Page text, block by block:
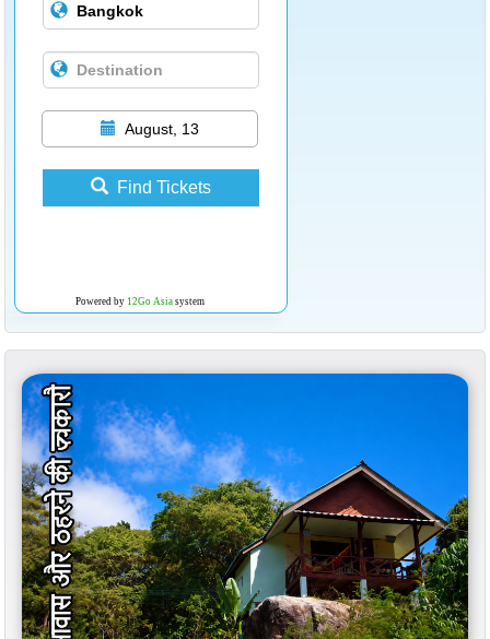
August, 13
Find Tickets
Powered by 12Go Asiasystem